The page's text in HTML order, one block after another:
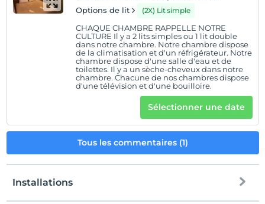
Options de lit
(2X) Lit simple
CHAQUE CHAMBRE RAPPELLE NOTRE
CULTURE Il y a 2 lits simples ou 1 lit double
dans notre chambre. Notre chambre dispose
de la climatisation et d'un réfrigérateur. Notre
chambre dispose d'une salle d'eau et de
toilettes. Il y a un sèche-cheveux dans notre
chambre. Chacune de nos chambres dispose
d'une télévision et d'une bouilloire.
Sélectionner une date
Tous les commentaires (1)
Installations